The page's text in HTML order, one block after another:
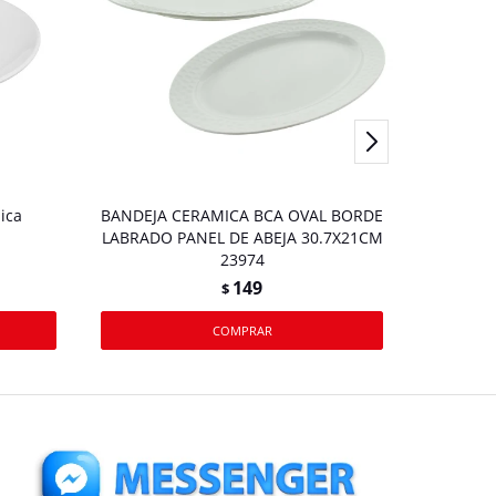
BANDEJA CERAMICA BCA OVAL BORDE
LABRADO PANEL DE ABEJA 30.7X21CM
23974
$ 149